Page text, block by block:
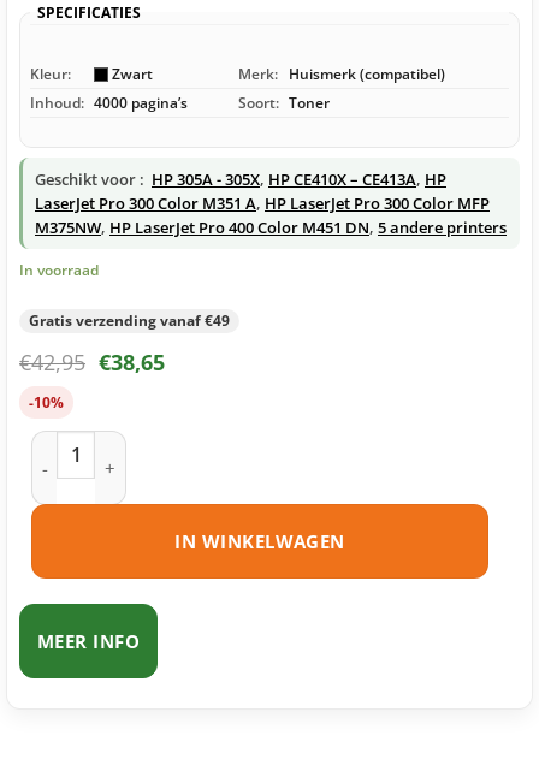
SPECIFICATIES
Kleur: Zwart Merk: Huismerk (compatibel)
Inhoud: 4000 pagina’s Soort: Toner
Geschikt voor : HP 305A - 305X, HP CE410X – CE413A, HP
LaserJet Pro 300 Color M351 A, HP LaserJet Pro 300 Color MFP
M375NW, HP LaserJet Pro 400 Color M451 DN, 5 andere printers
In voorraad
Gratis verzending vanaf €49
€42,95 €38,65
-10%
HP 305X (CE410X) toner zwart huismerk aantal
IN WINKELWAGEN
MEER INFO